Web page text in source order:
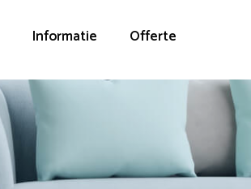
Informatie Offerte